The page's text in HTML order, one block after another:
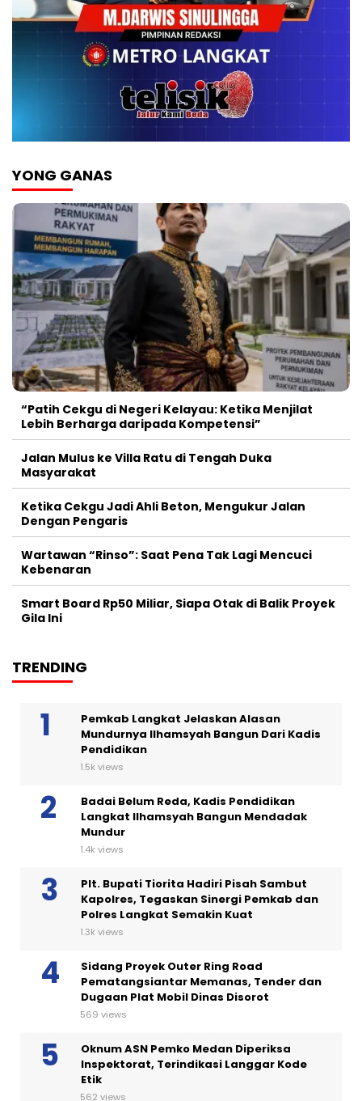
YONG GANAS
“Patih Cekgu di Negeri Kelayau: Ketika Menjilat
Lebih Berharga daripada Kompetensi”
Jalan Mulus ke Villa Ratu di Tengah Duka
Masyarakat
Ketika Cekgu Jadi Ahli Beton, Mengukur Jalan
Dengan Pengaris
Wartawan “Rinso”: Saat Pena Tak Lagi Mencuci
Kebenaran
Smart Board Rp50 Miliar, Siapa Otak di Balik Proyek
Gila Ini
TRENDING
Pemkab Langkat Jelaskan Alasan
Mundurnya Ilhamsyah Bangun Dari Kadis
Pendidikan
1.5k views
Badai Belum Reda, Kadis Pendidikan
Langkat Ilhamsyah Bangun Mendadak
Mundur
1.4k views
Plt. Bupati Tiorita Hadiri Pisah Sambut
Kapolres, Tegaskan Sinergi Pemkab dan
Polres Langkat Semakin Kuat
1.3k views
Sidang Proyek Outer Ring Road
Pematangsiantar Memanas, Tender dan
Dugaan Plat Mobil Dinas Disorot
569 views
Oknum ASN Pemko Medan Diperiksa
Inspektorat, Terindikasi Langgar Kode
Etik
562 views